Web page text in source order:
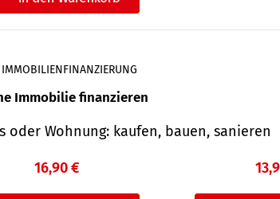
IMMOBILIENFINANZIERUNG
Immobilie finanzieren
oder Wohnung: kaufen, bauen, sanieren
16,90 €